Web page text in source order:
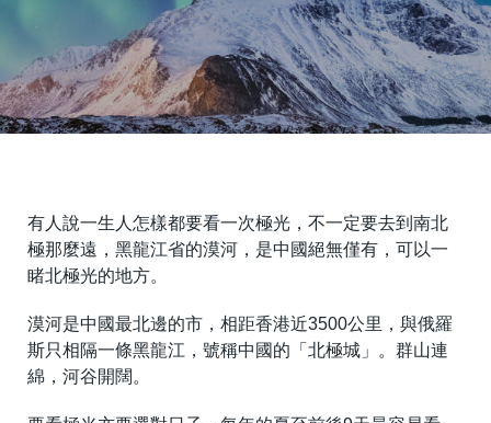
有人說一生人怎樣都要看一次極光，不一定要去到南北
極那麼遠，黑龍江省的漠河，是中國絕無僅有，可以一
睹北極光的地方。
漠河是中國最北邊的市，相距香港近3500公里，與俄羅
斯只相隔一條黑龍江，號稱中國的「北極城」。群山連
綿，河谷開闊。